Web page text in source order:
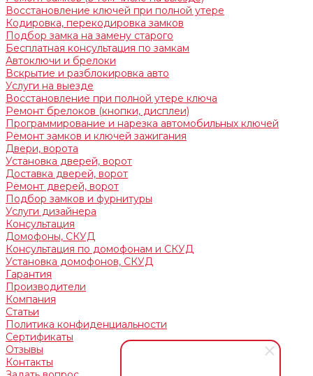
Восстановление ключей при полной утере
Кодировка, перекодировка замков
Подбор замка на замену старого
Бесплатная консультация по замкам
Автоключи и брелоки
Вскрытие и разблокировка авто
Услуги на выезде
Восстановление при полной утере ключа
Ремонт брелоков (кнопки, дисплеи)
Программирование и нарезка автомобильных ключей
Ремонт замков и ключей зажигания
Двери, ворота
Установка дверей, ворот
Доставка дверей, ворот
Ремонт дверей, ворот
Подбор замков и фурнитуры
Услуги дизайнера
Консультация
Домофоны, СКУД
Консультация по домофонам и СКУД
Установка домофонов, СКУД
Гарантия
Производители
Компания
Статьи
Политика конфиденциальности
Сертификаты
Отзывы
Контакты